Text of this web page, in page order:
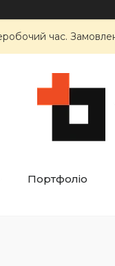
час.
Портфоліо